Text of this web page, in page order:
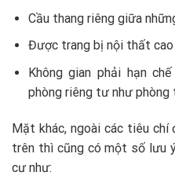
Cầu thang riêng giữa
Được trang bị nội thất cao
Không gian phải hạn
phòng riêng tư như phòng
Mặt khác, ngoài các tiêu
trên thì cũng có một số lưu
cư như: